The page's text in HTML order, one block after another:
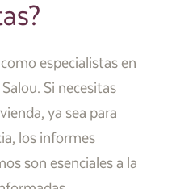
especialistas en
Si necesitas
ya sea para
los informes
son esenciales a la